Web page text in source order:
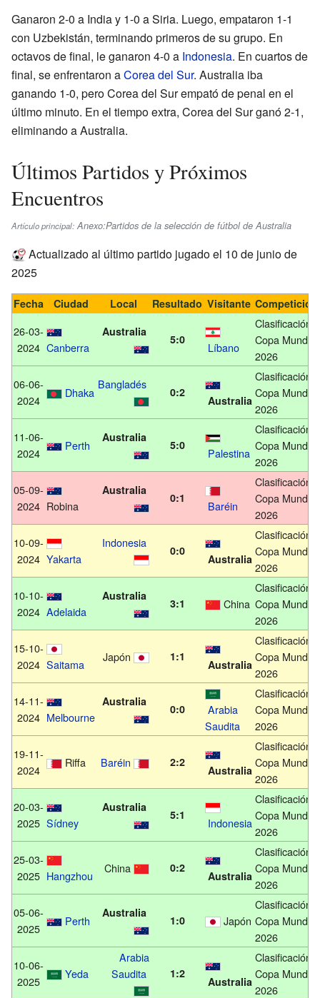
Ganaron 2-0 a India y 1-0 a Siria. Luego, empataron 1-1
con Uzbekistán, terminando primeros de su grupo. En
octavos de final, le ganaron 4-0 a Indonesia. En cuartos de
final, se enfrentaron aCorea del Sur. Australia iba
ganando 1-0, pero Corea del Sur empató de penal en el
último minuto. En el tiempo extra, Corea del Sur ganó 2-1,
eliminando a Australia.
Últimos Partidos y Próximos
Encuentros
Artículo principal: Anexo:Partidos de la selección de fútbol de Australia
Actualizado al último partido jugado el 10 de junio de
2025
Fecha Ciudad Local Resultado Visitante Competición
26-03-
2024 Canberra
Australia
5:0
Líbano
Clasificación
Copa Mundial
2026
06-06-
2024
Dhaka
Bangladés
0:2
Australia
Clasificación
Copa Mundial
2026
11-06-
2024
Perth
Australia
5:0
Palestina
Clasificación
Copa Mundial
2026
05-09-
2024 Robina
Australia
0:1
Baréin
Clasificación
Copa Mundial
2026
10-09-
2024 Yakarta
Indonesia
0:0
Australia
Clasificación
Copa Mundial
2026
10-10-
2024 Adelaida
Australia
3:1 China
Clasificación
Copa Mundial
2026
15-10-
2024 Saitama
Japón 1:1
Australia
Clasificación
Copa Mundial
2026
14-11-
2024 Melbourne
Australia
0:0
Arabia
Saudita
Clasificación
Copa Mundial
2026
19-11-
2024
Riffa Baréin 2:2
Australia
Clasificación
Copa Mundial
2026
20-03-
2025 Sídney
Australia
5:1
Indonesia
Clasificación
Copa Mundial
2026
25-03-
2025 Hangzhou
China 0:2
Australia
Clasificación
Copa Mundial
2026
05-06-
2025
Perth
Australia
1:0 Japón
Clasificación
Copa Mundial
2026
10-06-
2025
Yeda
Arabia
Saudita
1:2
Australia
Clasificación
Copa Mundial
2026